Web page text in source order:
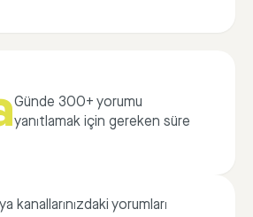
Günde 300+ yorumu
yanıtlamak için gereken süre
kanallarınızdaki yorumları